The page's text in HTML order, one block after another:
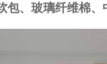
包、玻璃纤维棉